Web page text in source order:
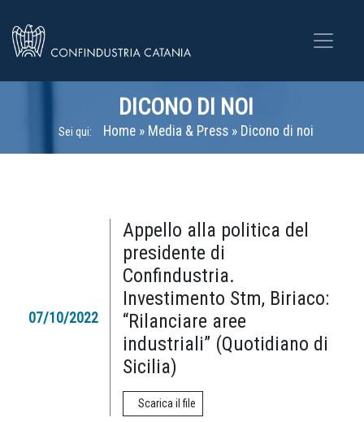
DICONO DI NOI
Sei qui: Home » Media & Press » Dicono di noi
07/10/2022
Appello alla politica del
presidente di
Confindustria.
Investimento Stm, Biriaco:
“Rilanciare aree
industriali” (Quotidiano di
Sicilia)
Scarica il file